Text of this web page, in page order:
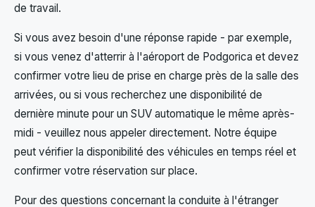
de travail.
Si vous avez besoin d'une réponse rapide - par exemple,
si vous venez d'atterrir à l'aéroport de Podgorica et devez
confirmer votre lieu de prise en charge près de la salle des
arrivées, ou si vous recherchez une disponibilité de
dernière minute pour un SUV automatique le même après-
midi - veuillez nous appeler directement. Notre équipe
peut vérifier la disponibilité des véhicules en temps réel et
confirmer votre réservation sur place.
Pour des questions concernant la conduite à l'étranger